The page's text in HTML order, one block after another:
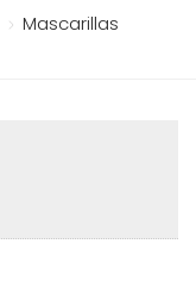
Mascarillas